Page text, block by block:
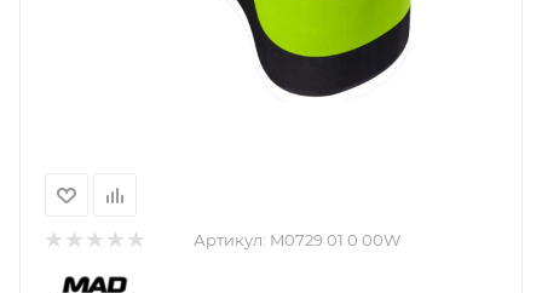
Артикул: M0729 01 0 00W